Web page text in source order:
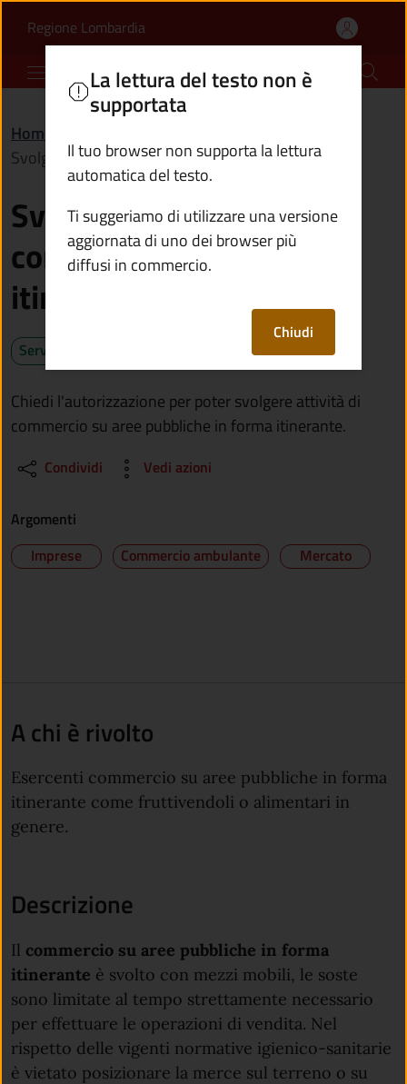
Svolgere attività di
Regione Lombardia(apre in un'altra scheda).
Comune di Vione
Home
Svolgere attività di commercio in forma itinerante
Svolgere attività di
commercio in forma
itinerante
Servizio attivo
Chiedi l'autorizzazione per poter svolgere attività di
commercio su aree pubbliche in forma itinerante.
Condividi Vedi azioni
La lettura del testo non è
supportata
Il tuo browser non supporta la lettura
automatica del testo.
Ti suggeriamo di utilizzare una versione
aggiornata di uno dei browser più
diffusi in commercio.
Chiudi
Argomenti
Imprese
Commercio ambulante Mercato
A chi è rivolto
Esercenti commercio su aree pubbliche in forma
itinerante come fruttivendoli o alimentari in
genere.
Descrizione
Il commercio su aree pubbliche in forma
itinerante è svolto con mezzi mobili, le soste
sono limitate al tempo strettamente necessario
per effettuare le operazioni di vendita. Nel
rispetto delle vigenti normative igienico-sanitarie
è vietato posizionare la merce sul terreno o su